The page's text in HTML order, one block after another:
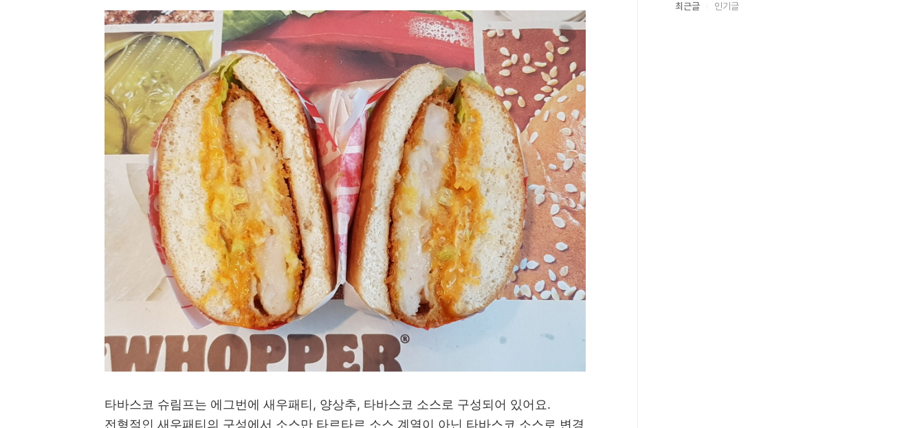
타바스코 슈림프는 에그번에 새우패티, 양상추, 타바스코 소스로 구성되어 있어요.
전형적인 새우패티의 구성에서 소스만 타르타르 소스 계열이 아닌 타바스코 소스로 변경
최근글 인기글